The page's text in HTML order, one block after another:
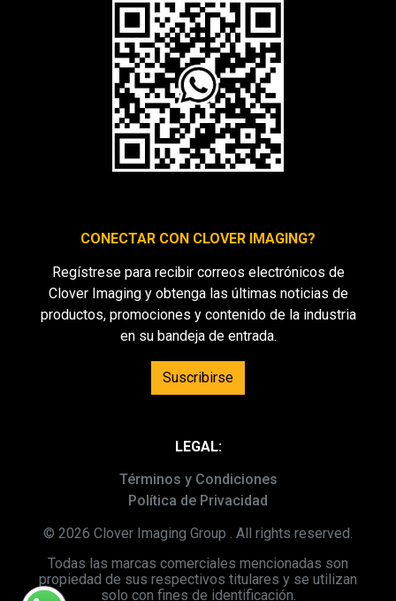
CONECTAR CON CLOVER IMAGING?
Regístrese para recibir correos electrónicos de
Clover Imaging y obtenga las últimas noticias de
productos, promociones y contenido de la industria
en su bandeja de entrada.
Suscribirse
LEGAL:
Términos y Condiciones
Política de Privacidad
© 2026 Clover Imaging Group . All rights reserved.
Todas las marcas comerciales mencionadas son
propiedad de sus respectivos titulares y se utilizan
solo con fines de identificación.